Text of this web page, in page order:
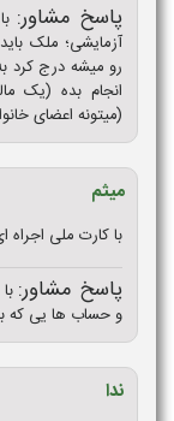
پاسخ مشاور:
آزمایشی؛ ملک
رو میشه درج کرد
انجام بده (یک
(میتونه اعضای
میثم
با کارت ملی
پاسخ مشاور:
و حساب ها یی که با
ندا